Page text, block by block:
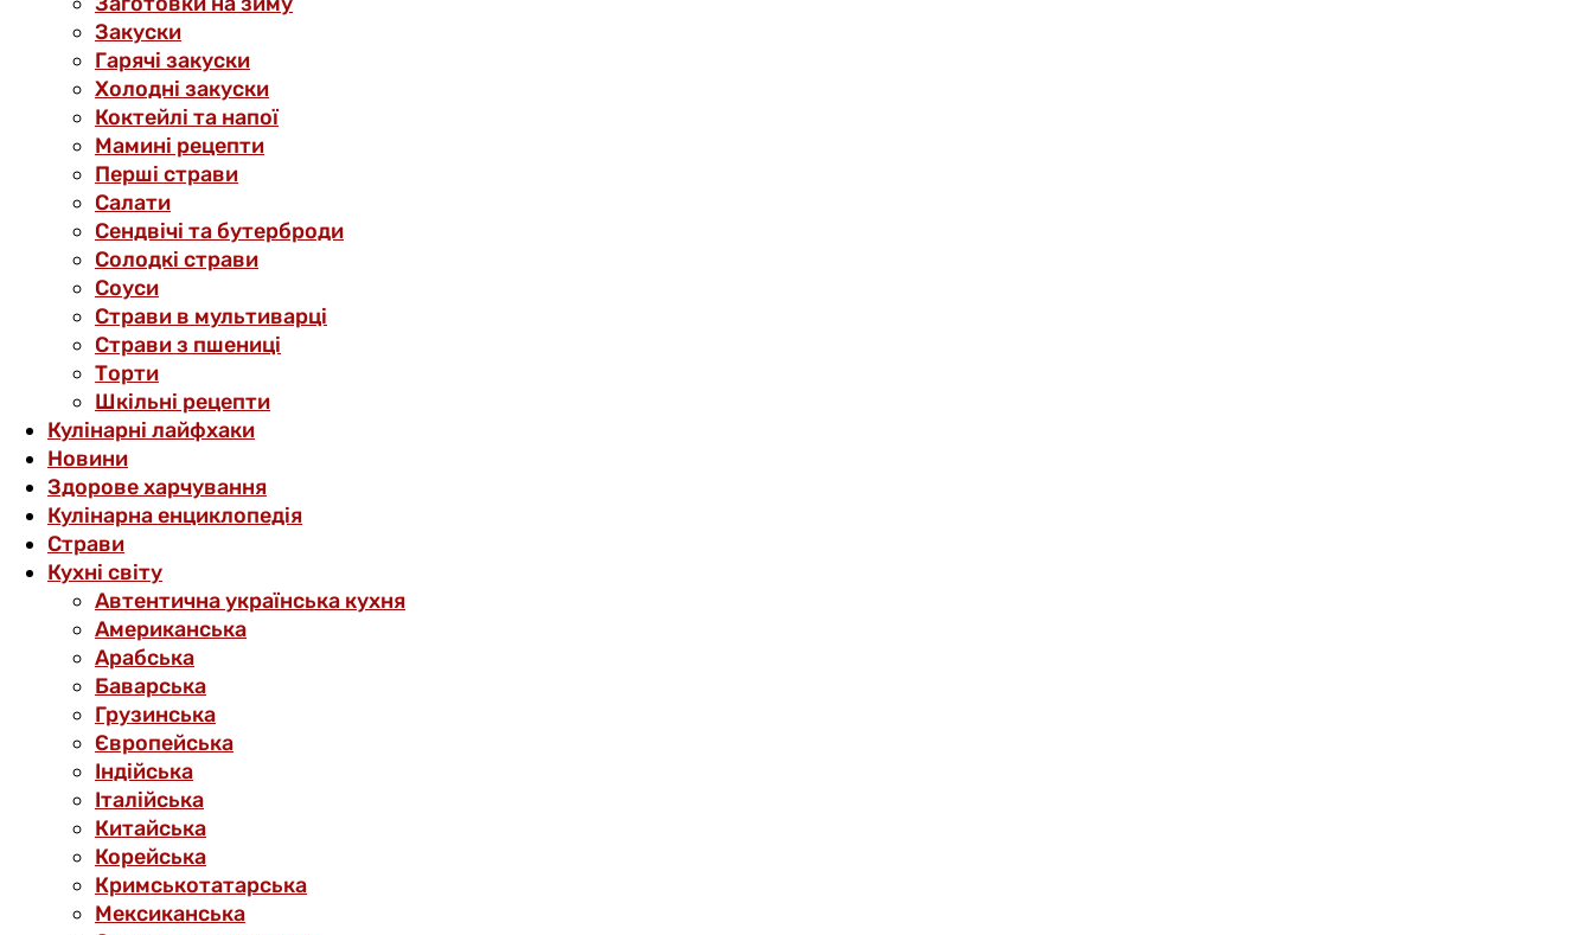
Закуски
Гарячі закуски
Холодні закуски
Коктейлі та напої
Мамині рецепти
Перші страви
Салати
Сендвічі та бутерброди
Солодкі страви
Соуси
Страви в мультиварці
Страви з пшениці
Торти
Шкільні рецепти
Кулінарні лайфхаки
Новини
Здорове харчування
Кулінарна енциклопедія
Страви
Кухні світу
Автентична українська кухня
Американська
Арабська
Баварська
Грузинська
Європейська
Індійська
Італійська
Китайська
Корейська
Кримськотатарська
Мексиканська